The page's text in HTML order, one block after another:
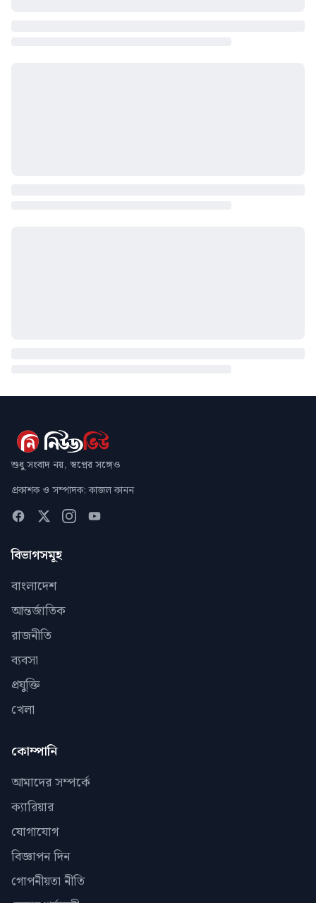
শুধু সংবাদ নয়, স্বপ্নের সঙ্গেও
প্রকাশক ও সম্পাদক: কাজল কানন
বিভাগসমূহ
বাংলাদেশ
আন্তর্জাতিক
রাজনীতি
ব্যবসা
প্রযুক্তি
খেলা
কোম্পানি
আমাদের সম্পর্কে
ক্যারিয়ার
যোগাযোগ
বিজ্ঞাপন দিন
গোপনীয়তা নীতি